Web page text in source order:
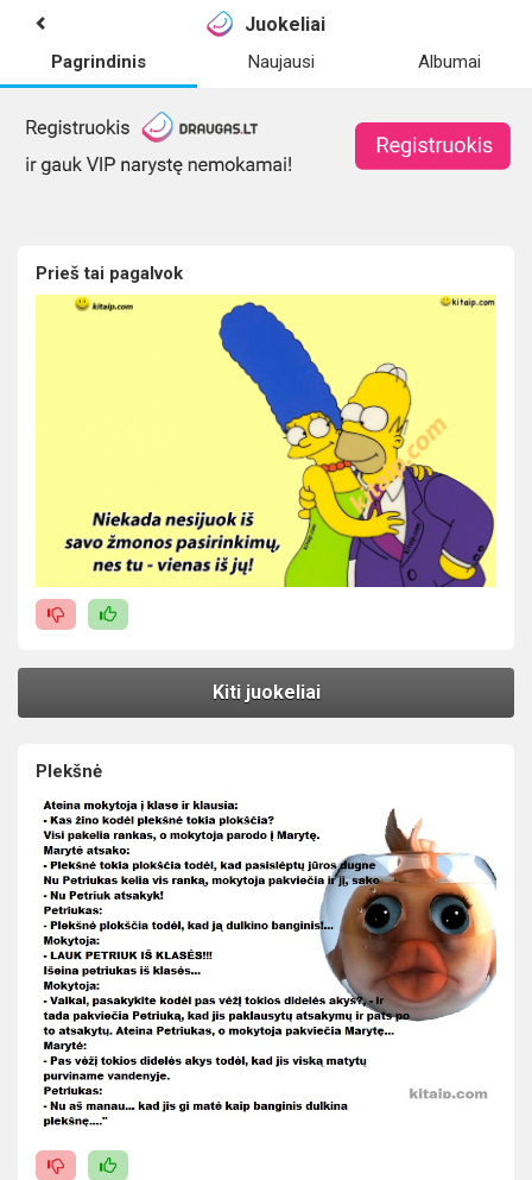
Juokeliai
Pagrindinis Naujausi Albumai
Prieš tai pagalvok
Kiti juokeliai
Plekšnė